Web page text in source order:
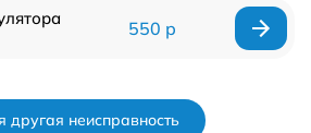
550 р
другая неисправность